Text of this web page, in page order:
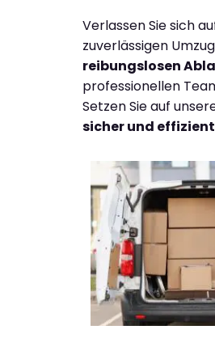
Verlassen Sie sich
zuverlässigen
reibungslosen
professionellen
Setzen Sie auf
sicher und effizient